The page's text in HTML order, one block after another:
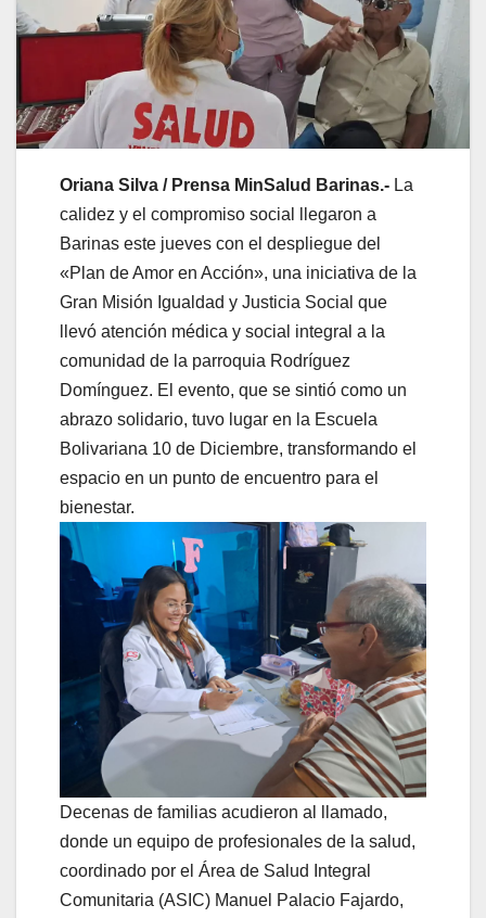
Oriana Silva / Prensa MinSalud Barinas.- La
calidez y el compromiso social llegaron a
Barinas este jueves con el despliegue del
«Plan de Amor en Acción», una iniciativa de la
Gran Misión Igualdad y Justicia Social que
llevó atención médica y social integral a la
comunidad de la parroquia Rodríguez
Domínguez. El evento, que se sintió como un
abrazo solidario, tuvo lugar en la Escuela
Bolivariana 10 de Diciembre, transformando el
espacio en un punto de encuentro para el
bienestar.
Decenas de familias acudieron al llamado,
donde un equipo de profesionales de la salud,
coordinado por el Área de Salud Integral
Comunitaria (ASIC) Manuel Palacio Fajardo,